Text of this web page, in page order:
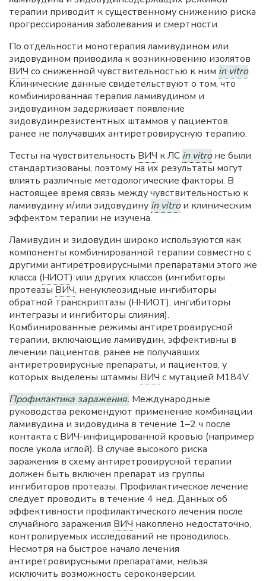
терапии приводит к существенному снижению риска
прогрессирования заболевания и смертности.
По отдельности монотерапия ламивудином или
зидовудином приводила к возникновению изолятов
ВИЧ со сниженной чувствительностью к ним in vitro.
Клинические данные свидетельствуют о том, что
комбинированная терапия ламивудином и
зидовудином задерживает появление
зидовудинрезистентных штаммов у пациентов,
ранее не получавших антиретровирусную терапию.
Тесты на чувствительность ВИЧ к ЛС in vitroне были
стандартизованы, поэтому на их результаты могут
влиять различные методологические факторы. В
настоящее время связь между чувствительностью к
ламивудину и/или зидовудину in vitroи клиническим
эффектом терапии не изучена.
Ламивудин и зидовудин широко используются как
компоненты комбинированной терапии совместно с
другими антиретровирусными препаратами этого же
класса (НИОТ) или других классов (ингибиторы
протеазы ВИЧ, ненуклеозидные ингибиторы
обратной транскриптазы (ННИОТ), ингибиторы
интегразы и ингибиторы слияния).
Комбинированные режимы антиретровирусной
терапии, включающие ламивудин, эффективны в
лечении пациентов, ранее не получавших
антиретровирусные препараты, и пациентов, у
которых выделены штаммы ВИЧ с мутацией M184V.
Профилактика заражения. Международные
руководства рекомендуют применение комбинации
ламивудина и зидовудина в течение 1–2 ч после
контакта с ВИЧ-инфицированной кровью (например
после укола иглой). В случае высокого риска
заражения в схему антиретровирусной терапии
должен быть включен препарат из группы
ингибиторов протеазы. Профилактическое лечение
следует проводить в течение 4 нед. Данных об
эффективности профилактического лечения после
случайного заражения ВИЧ накоплено недостаточно,
контролируемых исследований не проводилось.
Несмотря на быстрое начало лечения
антиретровирусными препаратами, нельзя
исключить возможность сероконверсии.